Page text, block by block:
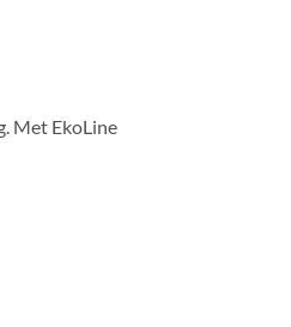
Met EkoLine